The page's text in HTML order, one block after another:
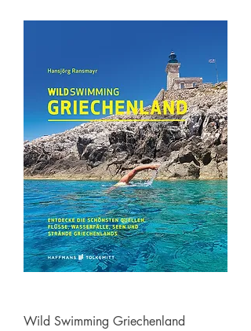
Wild Swimming Griechenland